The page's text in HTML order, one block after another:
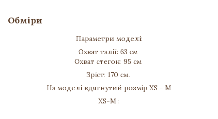
Обміри
Параметри моделі:
Охват талії: 63 см
Охват стегон: 95 см
Зріст: 170 см.
На моделі вдягнутий розмір XS - М
XS-M :